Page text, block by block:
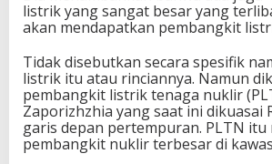
listrik yang sangat besar yang
akan mendapatkan pembangkit
Tidak disebutkan secara spesifik
listrik itu atau rinciannya. Namun
pembangkit listrik tenaga nuklir
Zaporizhzhia yang saat ini dikuasai
garis depan pertempuran. PLTN itu
pembangkit nuklir terbesar di